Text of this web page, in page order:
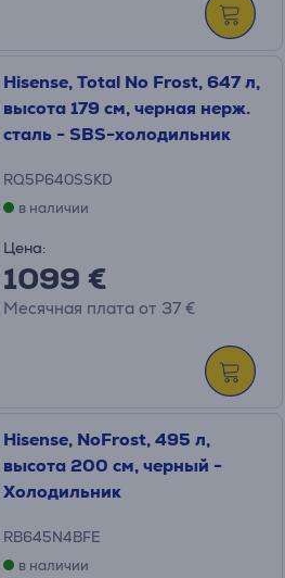
Hisense, Total No Frost, 647 л,
высота 179 см, черная нерж.
сталь - SBS-холодильник
RQ5P640SSKD
в наличии
Цена:
1099 €
Месячная плата от 37 €
Hisense, NoFrost, 495 л,
высота 200 см, черный -
Холодильник
RB645N4BFE
в наличии